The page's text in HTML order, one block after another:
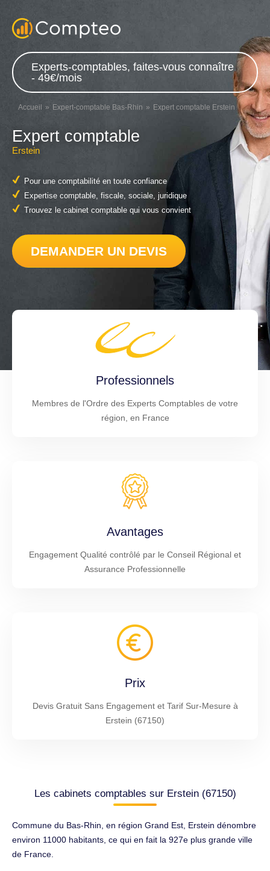
Experts-comptables, faites-vous connaître
- 49€/mois
Accueil Expert-comptable Bas-Rhin Expert comptable Erstein
Expert comptable
Erstein
Pour une comptabilité en toute confiance
Expertise comptable, fiscale, sociale, juridique
Trouvez le cabinet comptable qui vous convient
DEMANDER UN DEVIS
Professionnels
Membres de l'Ordre des Experts Comptables de votre
région, en France
Avantages
Engagement Qualité contrôlé par le Conseil Régional et
Assurance Professionnelle
Prix
Devis Gratuit Sans Engagement et Tarif Sur-Mesure à
Erstein (67150)
Les cabinets comptables sur Erstein (67150)
Commune du Bas-Rhin, en région Grand Est, Erstein dénombre
environ 11000 habitants, ce qui en fait la 927e plus grande ville
de France.